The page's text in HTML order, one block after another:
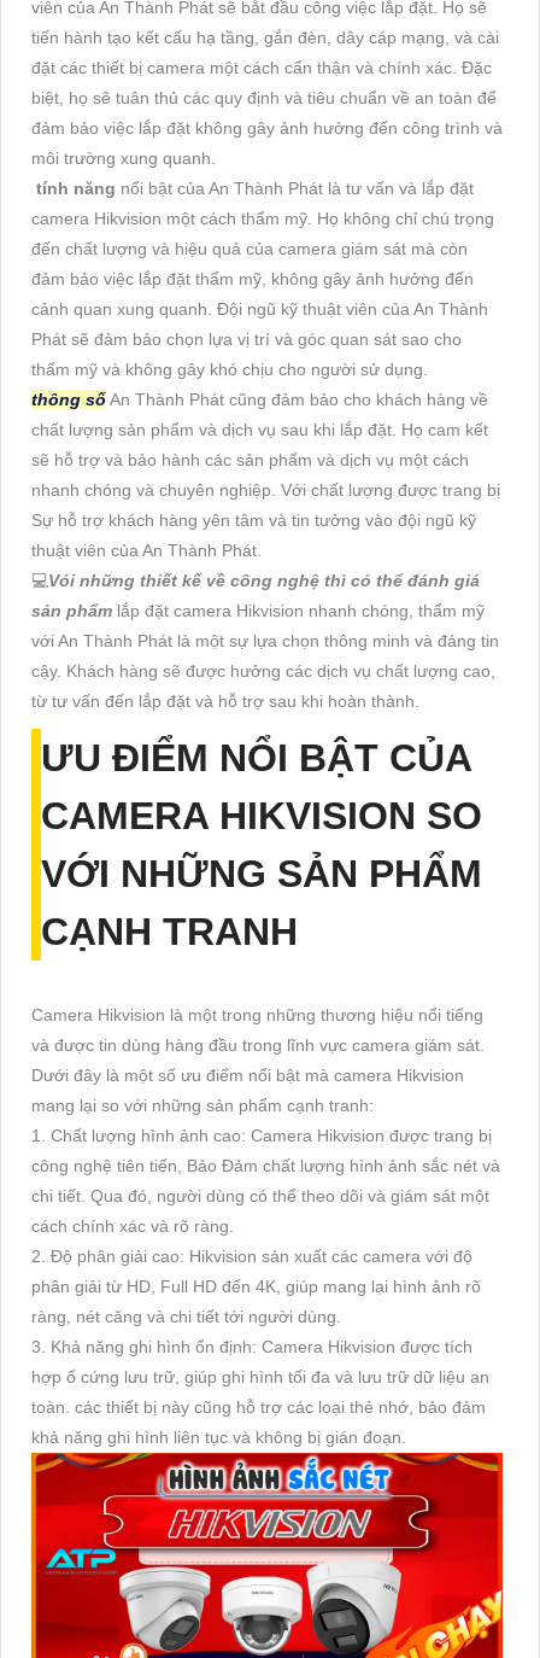
viên của An Thành Phát sẽ bắt đầu công việc lắp đặt. Họ sẽ
tiến hành tạo kết cấu hạ tầng, gắn đèn, dây cáp mạng, và cài
đặt các thiết bị camera một cách cẩn thận và chính xác. Đặc
biệt, họ sẽ tuân thủ các quy định và tiêu chuẩn về an toàn để
đảm bảo việc lắp đặt không gây ảnh hưởng đến công trình và
môi trường xung quanh.
tính năng nổi bật của An Thành Phát là tư vấn và lắp đặt
camera Hikvision một cách thẩm mỹ. Họ không chỉ chú trọng
đến chất lượng và hiệu quả của camera giám sát mà còn
đảm bảo việc lắp đặt thẩm mỹ, không gây ảnh hưởng đến
cảnh quan xung quanh. Đội ngũ kỹ thuật viên của An Thành
Phát sẽ đảm bảo chọn lựa vị trí và góc quan sát sao cho
thẩm mỹ và không gây khó chịu cho người sử dụng.
thông sốAn Thành Phát cũng đảm bảo cho khách hàng về
chất lượng sản phẩm và dịch vụ sau khi lắp đặt. Họ cam kết
sẽ hỗ trợ và bảo hành các sản phẩm và dịch vụ một cách
nhanh chóng và chuyên nghiệp. Với chất lượng được trang bị
Sự hỗ trợ khách hàng yên tâm và tin tưởng vào đội ngũ kỹ
thuật viên của An Thành Phát.
💻Vói những thiết kế về công nghệ thì có thể đánh giá
sản phẩm lắp đặt camera Hikvision nhanh chóng, thẩm mỹ
với An Thành Phát là một sự lựa chọn thông minh và đáng tin
cậy. Khách hàng sẽ được hưởng các dịch vụ chất lượng cao,
từ tư vấn đến lắp đặt và hỗ trợ sau khi hoàn thành.
ƯU ĐIỂM NỔI BẬT CỦA
CAMERA HIKVISION SO
VỚI NHỮNG SẢN PHẨM
CẠNH TRANH
Camera Hikvision là một trong những thương hiệu nổi tiếng
và được tin dùng hàng đầu trong lĩnh vực camera giám sát.
Dưới đây là một số ưu điểm nổi bật mà camera Hikvision
mang lại so với những sản phẩm cạnh tranh:
1. Chất lượng hình ảnh cao: Camera Hikvision được trang bị
công nghệ tiên tiến, Bảo Đảm chất lượng hình ảnh sắc nét và
chi tiết. Qua đó, người dùng có thể theo dõi và giám sát một
cách chính xác và rõ ràng.
2. Độ phân giải cao: Hikvision sản xuất các camera với độ
phân giải từ HD, Full HD đến 4K, giúp mang lại hình ảnh rõ
ràng, nét căng và chi tiết tới người dùng.
3. Khả năng ghi hình ổn định: Camera Hikvision được tích
hợp ổ cứng lưu trữ, giúp ghi hình tối đa và lưu trữ dữ liệu an
toàn. các thiết bị này cũng hỗ trợ các loại thẻ nhớ, bảo đảm
khả năng ghi hình liên tục và không bị gián đoạn.